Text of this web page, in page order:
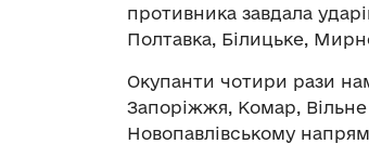
противника завдала
Полтавка, Білицьке,
Окупанти чотири рази
Запоріжжя, Комар, Вільне
Новопавлівському